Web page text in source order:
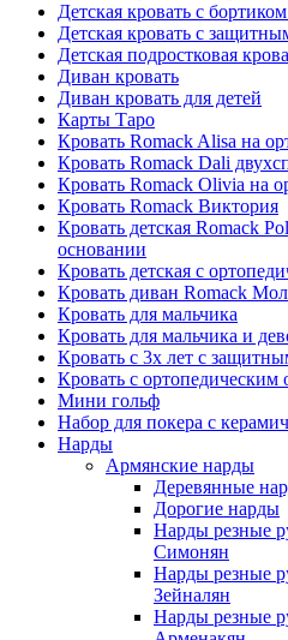
Детская кровать с
Детская кровать с
Детская подростковая
Диван кровать
Диван кровать для детей
Карты Таро
Кровать Romack Alisa на
Кровать Romack Dali
Кровать Romack Olivia на
Кровать Romack Виктория
Кровать детская Romack
основании
Кровать детская с
Кровать диван Romack
Кровать для мальчика
Кровать для мальчика и
Кровать с 3х лет с
Кровать с ортопедическим
Мини гольф
Набор для покера с
Нарды
Армянские нарды
Деревянные
Дорогие нарды
Нарды резные
Симонян
Нарды резные
Зейналян
Нарды резные